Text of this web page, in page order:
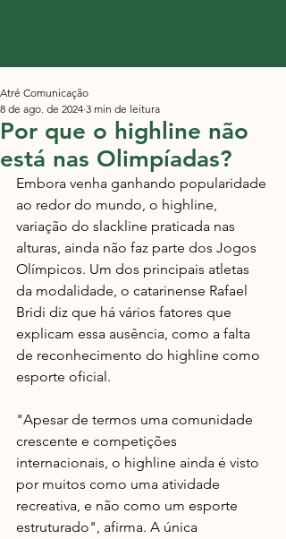
Por que o highline não
está nas Olimpíadas?
Atré Comunicação
8 de ago. de 2024 3 min de leitura
Embora venha ganhando popularidade
ao redor do mundo, o highline,
variação do slackline praticada nas
alturas, ainda não faz parte dos Jogos
Olímpicos. Um dos principais atletas
da modalidade, o catarinense Rafael
Bridi diz que há vários fatores que
explicam essa ausência, como a falta
de reconhecimento do highline como
esporte oficial.
"Apesar de termos uma comunidade
crescente e competições
internacionais, o highline ainda é visto
por muitos como uma atividade
recreativa, e não como um esporte
estruturado", afirma. A única